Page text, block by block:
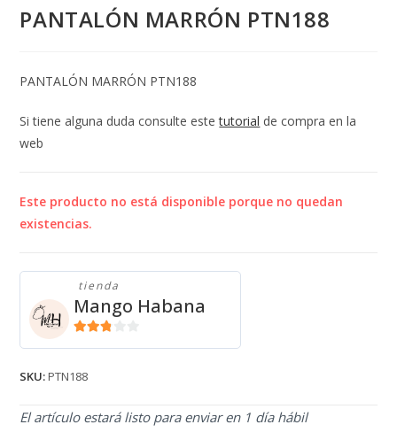
PANTALÓN MARRÓN PTN188
PANTALÓN MARRÓN PTN188
Si tiene alguna duda consulte estetutorial de compra en la
web
Este producto no está disponible porque no quedan
existencias.
tienda
Mango Habana
SKU:PTN188
El artículo estará listo para enviar en 1 día hábil